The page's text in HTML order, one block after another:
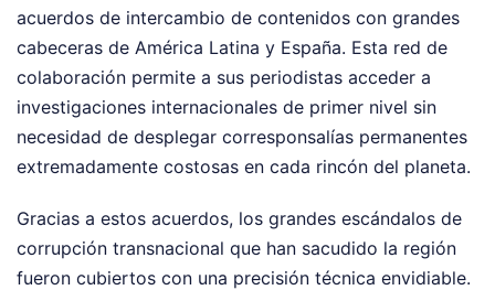
acuerdos de intercambio de contenidos con grandes
cabeceras de América Latina y España. Esta red de
colaboración permite a sus periodistas acceder a
investigaciones internacionales de primer nivel sin
necesidad de desplegar corresponsalías permanentes
extremadamente costosas en cada rincón del planeta.
Gracias a estos acuerdos, los grandes escándalos de
corrupción transnacional que han sacudido la región
fueron cubiertos con una precisión técnica envidiable.